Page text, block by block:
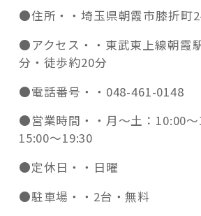
●住所・・埼玉県朝霞市膝折町
●アクセス・・ 東武東上線朝霞
分・徒歩約20分
●電話番号・・ 048-461-0148
●営業時間・・ 月～土：10:00
15:00～19:30
●定休日・・ 日曜
●駐車場・・ 2台・無料